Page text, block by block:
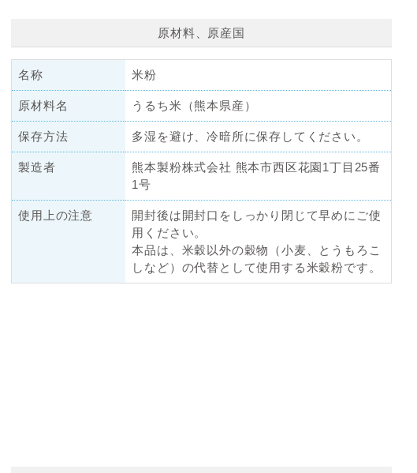
原材料、原産国
名称 米粉
原材料名 うるち米（熊本県産）
保存方法 多湿を避け、冷暗所に保存してください。
製造者
熊本製粉株式会社 熊本市西区花園1丁目25番
1号
使用上の注意
開封後は開封口をしっかり閉じて早めにご使
用ください。
本品は、米穀以外の穀物（小麦、とうもろこ
しなど）の代替として使用する米穀粉です。